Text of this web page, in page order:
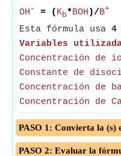
OH - = ( Kb*BOH )/B+
Esta fórmula usa 4
Variables
Concentración de
Constante de
Concentración de
Concentración de
PASO 1: Convierta la (s)
PASO 2: Evaluar la